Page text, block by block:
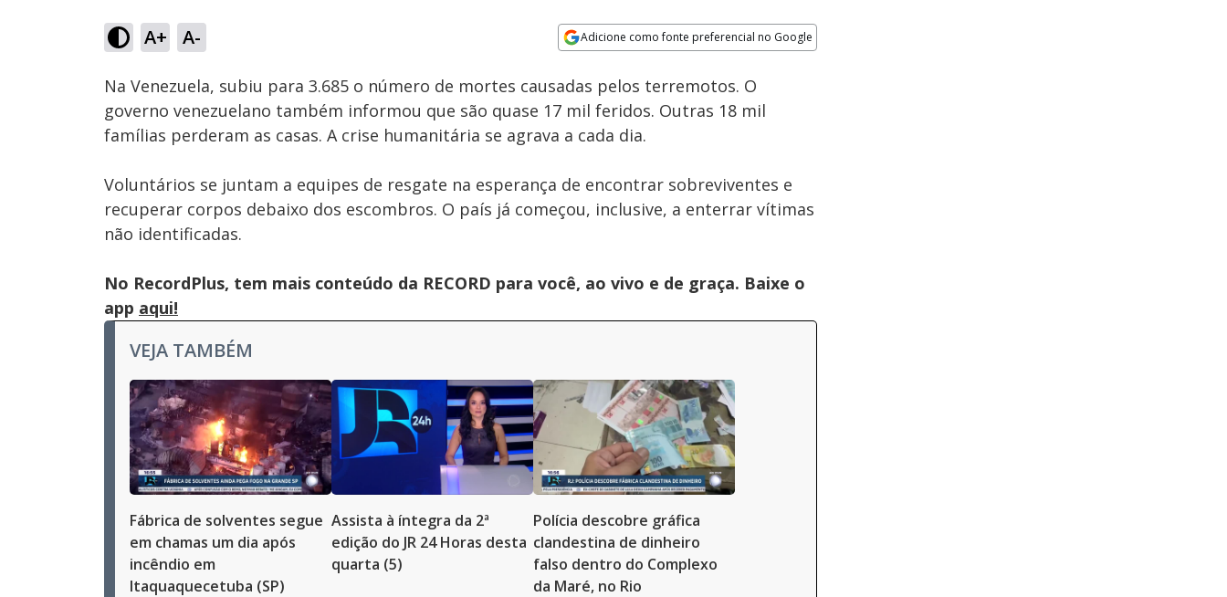
A+ A- Adicione como fonte preferencial no Google
Ativar
Som
Velocidade
Na Venezuela, subiu para 3.685 o número de mortes causadas pelos terremotos. O
governo venezuelano também informou que são quase 17 mil feridos. Outras 18 mil
famílias perderam as casas. A crise humanitária se agrava a cada dia.
Voluntários se juntam a equipes de resgate na esperança de encontrar sobreviventes e
recuperar corpos debaixo dos escombros. O país já começou, inclusive, a enterrar vítimas
não identificadas.
No RecordPlus, tem mais conteúdo da RECORD para você, ao vivo e de graça. Baixe o
app aqui!
VEJA TAMBÉM
Fábrica de solventes segue
em chamas um dia após
incêndio em
Itaquaquecetuba (SP)
Assista à íntegra da 2ª
edição do JR 24 Horas desta
quarta (5)
Polícia descobre gráfica
clandestina de dinheiro
falso dentro do Complexo
da Maré, no Rio